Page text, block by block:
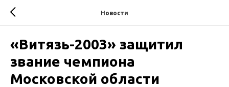
Новости
«Витязь-2003» защитил
звание чемпиона
Московской области